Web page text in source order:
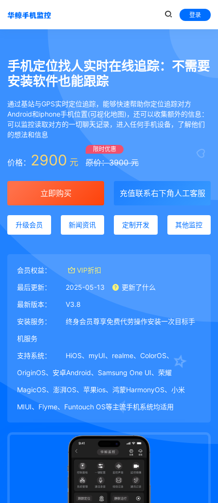
登录
手机定位找人实时在线追踪：不需要
安装软件也能跟踪
通过基站与GPS实时定位追踪，能够快速帮助你定位追踪对方
Android和iphone手机位置(可视化地图)，还可以收集额外的信息：
可以监控读取对方的一切聊天记录，进入任何手机设备，了解他们
的想法和信息
价格： 2900 元
限时优惠
原价：3900 元
立即购买 充值联系右下角人工客服
升级会员 新闻资讯 定制开发 其他监控
会员权益： VIP折扣
最后更新： 2025-05-13 更新了什么
最新版本： V3.8
安装服务： 终身会员尊享免费代劳操作安装一次目标手
机服务
支持系统： HiOS、myUI、realme、ColorOS、
OriginOS、安卓Android、Samsung One UI、荣耀
MagicOS、澎湃OS、苹果ios、鸿蒙HarmonyOS、小米
MIUI、Flyme、Funtouch OS等主流手机系统均适用